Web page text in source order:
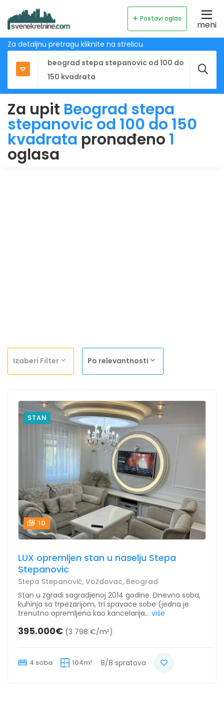
Postavi oglas
meni
Za detaljnu pretragu kliknite na strelicu
Za upit Beograd stepa
stepanovic od 100 do 150
kvadrata pronađeno 1
oglasa
Izaberi Filter Po relevantnosti
STAN
10
LUX opremljen stan u naselju Stepa
Stepanovic
Stepa Stepanović, Voždovac, Beograd
Stan u zgradi sagradjenoj 2014 godine. Dnevna soba,
kuhinja sa trpezarijom, tri spavace sobe (jedna je
trenutno opremljena kao kancelarija... više
395.000€ (3 798 €/m²)
4 soba 104m² 8/8 spratova